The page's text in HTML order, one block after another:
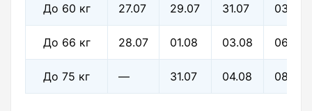
До 60 кг 27.07 29.07 31.07 03.08
До 66 кг 28.07 01.08 03.08 06.08
До 75 кг — 31.07 04.08 08.08